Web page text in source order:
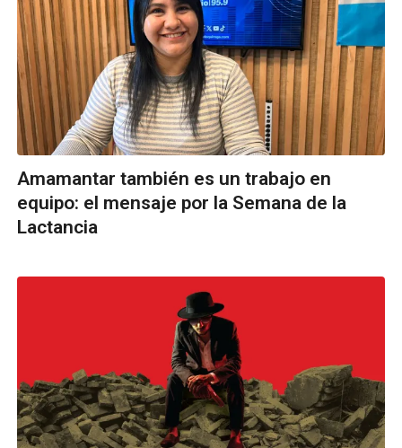
Amamantar también es un trabajo en
equipo: el mensaje por la Semana de la
Lactancia